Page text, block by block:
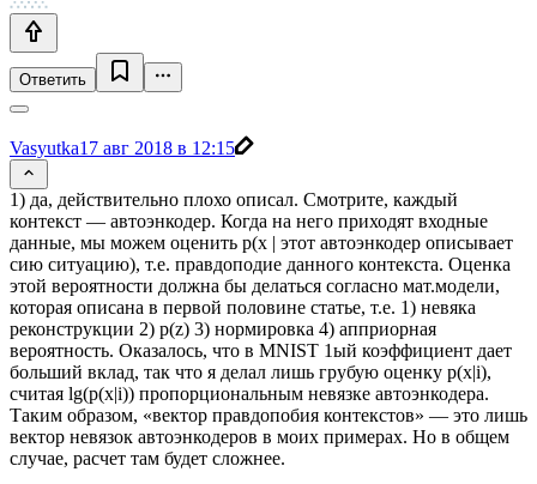
Ответить
Vasyutka17 авг 2018 в 12:15
1) да, действительно плохо описал. Смотрите, каждый
контекст — автоэнкодер. Когда на него приходят входные
данные, мы можем оценить p(x | этот автоэнкодер описывает
сию ситуацию), т.е. правдоподие данного контекста. Оценка
этой вероятности должна бы делаться согласно мат.модели,
которая описана в первой половине статье, т.е. 1) невяка
реконструкции 2) p(z) 3) нормировка 4) апприорная
вероятность. Оказалось, что в MNIST 1ый коэффициент дает
больший вклад, так что я делал лишь грубую оценку p(x|i),
считая lg(p(x|i)) пропорциональным невязке автоэнкодера.
Таким образом, «вектор правдопобия контекстов» — это лишь
вектор невязок автоэнкодеров в моих примерах. Но в общем
случае, расчет там будет сложнее.